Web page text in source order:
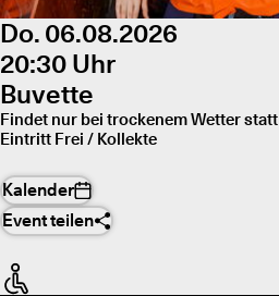
Do. 06.08.2026
20:30 Uhr
Buvette
Findet nur bei trockenem Wetter statt
Eintritt Frei / Kollekte
Kalender
Event teilen